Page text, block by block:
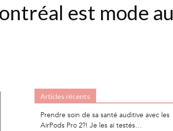
est mode au
Articles récents
Prendre soin de sa santé auditive avec les
AirPods Pro 2?! Je les ai testés…